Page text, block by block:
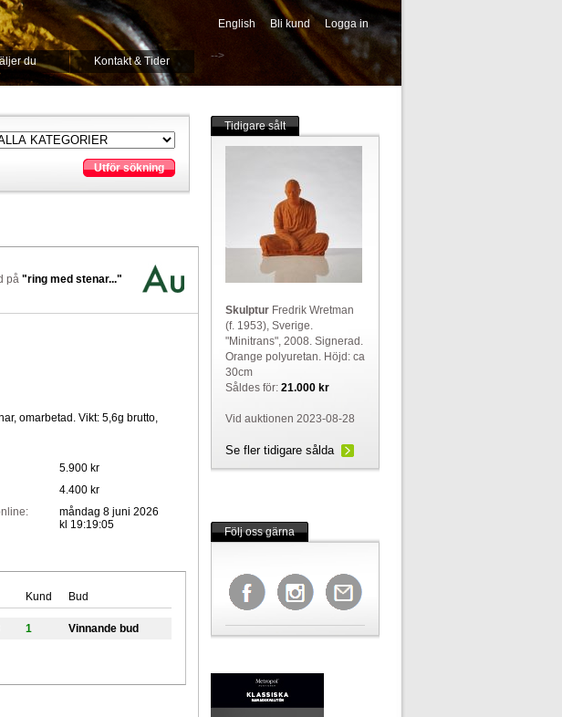
du Kontakt & Tider
English Bli kund Logga in
-->
Utför sökning
på "ring med stenar..."
omarbetad. Vikt: 5,6g brutto,
5.900 kr
4.400 kr
måndag 8 juni 2026
kl 19:19:05
Kund Bud
1 Vinnande bud
Tidigare sålt
SkulpturFredrik Wretman
(f. 1953), Sverige.
"Minitrans", 2008. Signerad.
Orange polyuretan. Höjd: ca
30cm
Såldes för: 21.000 kr
Vid auktionen 2023-08-28
Se fler tidigare sålda
Följ oss gärna